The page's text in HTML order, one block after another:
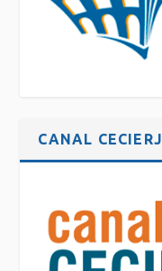
CANAL CECIERJ